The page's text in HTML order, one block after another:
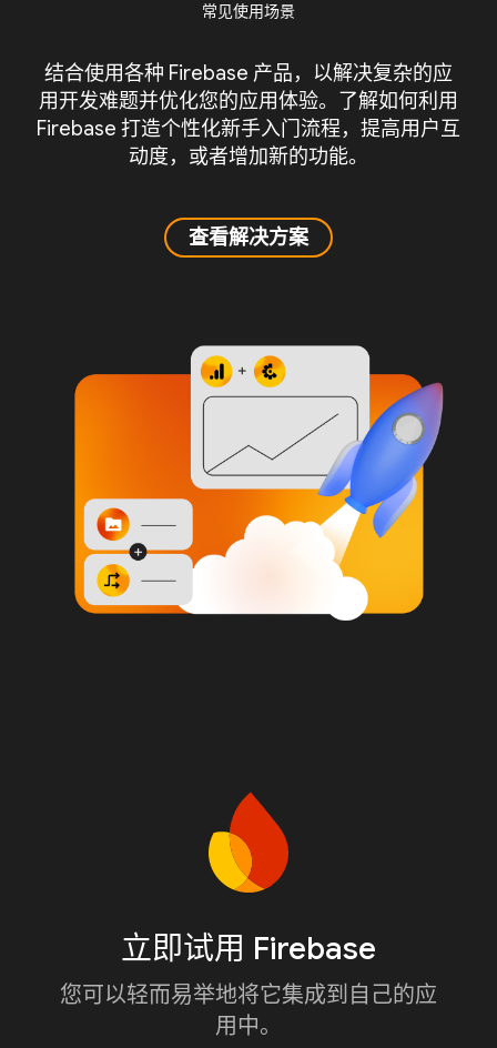
常见使用场景
结合使用各种 Firebase 产品，以解决复杂的应
用开发难题并优化您的应用体验。了解如何利用
Firebase 打造个性化新手入门流程，提高用户互
动度，或者增加新的功能。
查看解决方案
立即试用 Firebase
您可以轻而易举地将它集成到自己的应
用中。